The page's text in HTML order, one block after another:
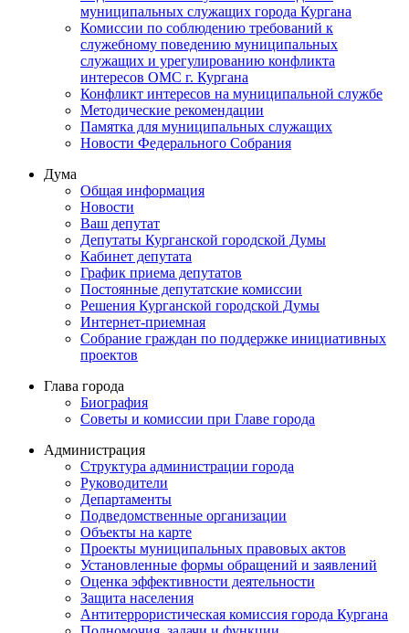
муниципальных служащих города Кургана
Комиссии по соблюдению требований к
служебному поведению муниципальных
служащих и урегулированию конфликта
интересов ОМС г. Кургана
Конфликт интересов на муниципальной службе
Методические рекомендации
Памятка для муниципальных служащих
Новости Федерального Cобрания
Дума
Общая информация
Новости
Ваш депутат
Депутаты Курганской городской Думы
Кабинет депутата
График приема депутатов
Постоянные депутатские комиссии
Решения Курганской городской Думы
Интернет-приемная
Собрание граждан по поддержке инициативных
проектов
Глава города
Биография
Советы и комиссии при Главе города
Администрация
Структура администрации города
Руководители
Департаменты
Подведомственные организации
Объекты на карте
Проекты муниципальных правовых актов
Установленные формы обращений и заявлений
Оценка эффективности деятельности
Защита населения
Антитеррористическая комиссия города Кургана